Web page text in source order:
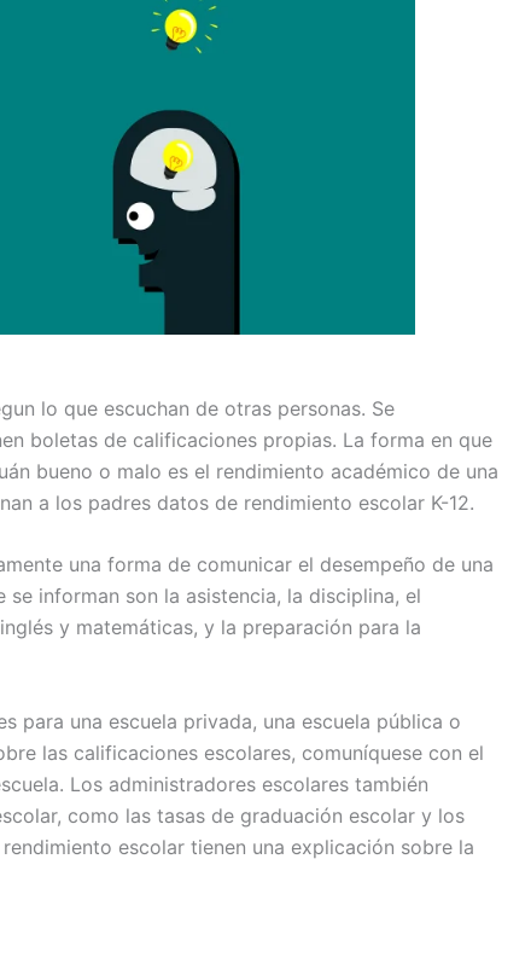
lo que escuchan de otras personas. Se
boletas de calificaciones propias. La forma en que
bueno o malo es el rendimiento académico de una
a los padres datos de rendimiento escolar K-12.
una forma de comunicar el desempeño de una
informan son la asistencia, la disciplina, el
y matemáticas, y la preparación para la
para una escuela privada, una escuela pública o
las calificaciones escolares, comuníquese con el
Los administradores escolares también
como las tasas de graduación escolar y los
escolar tienen una explicación sobre la